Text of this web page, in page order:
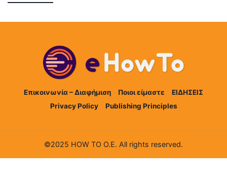
Επικοινωνία – Διαφήμιση Ποιοι είμαστε
ΕΙΔΗΣΕΙΣ
Privacy Policy
Publishing Principles
©2025 HOW TO Ο.Ε. All rights reserved.